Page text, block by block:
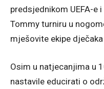
predsjednikom UEFA-e
Tommy turniru u
mješovite ekipe
Osim u natjecanjima u
nastavile educirati o